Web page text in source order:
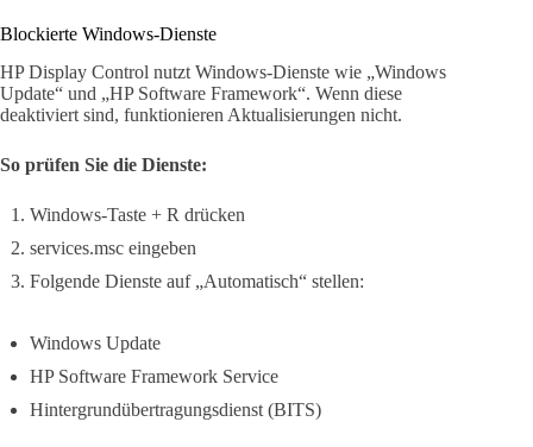
Blockierte Windows-Dienste
HP Display Control nutzt Windows-Dienste wie „Windows
Update“ und „HP Software Framework“. Wenn diese
deaktiviert sind, funktionieren Aktualisierungen nicht.
So prüfen Sie die Dienste:
Windows-Taste + R drücken
services.msc eingeben
Folgende Dienste auf „Automatisch“ stellen:
Windows Update
HP Software Framework Service
Hintergrundübertragungsdienst (BITS)